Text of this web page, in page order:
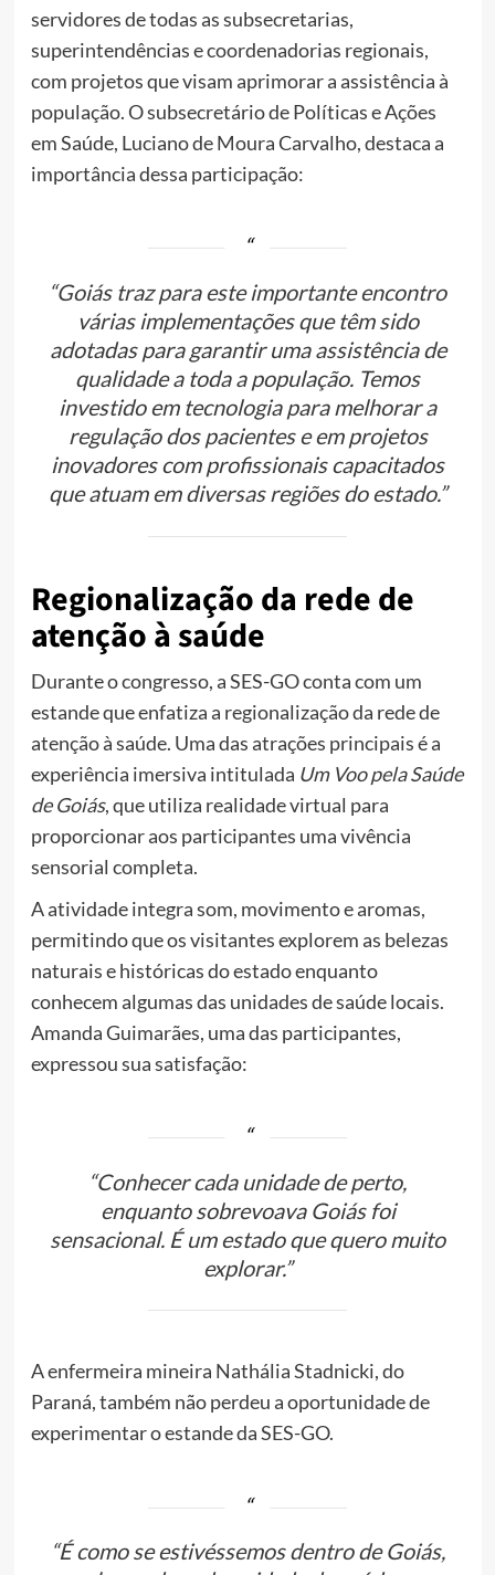
servidores de todas as subsecretarias,
superintendências e coordenadorias regionais,
com projetos que visam aprimorar a assistência à
população. O subsecretário de Políticas e Ações
em Saúde, Luciano de Moura Carvalho, destaca a
importância dessa participação:
“Goiás traz para este importante encontro
várias implementações que têm sido
adotadas para garantir uma assistência de
qualidade a toda a população. Temos
investido em tecnologia para melhorar a
regulação dos pacientes e em projetos
inovadores com profissionais capacitados
que atuam em diversas regiões do estado.”
Regionalização da rede de
atenção à saúde
Durante o congresso, a SES-GO conta com um
estande que enfatiza a regionalização da rede de
atenção à saúde. Uma das atrações principais é a
experiência imersiva intitulada Um Voo pela Saúde
de Goiás, que utiliza realidade virtual para
proporcionar aos participantes uma vivência
sensorial completa.
A atividade integra som, movimento e aromas,
permitindo que os visitantes explorem as belezas
naturais e históricas do estado enquanto
conhecem algumas das unidades de saúde locais.
Amanda Guimarães, uma das participantes,
expressou sua satisfação:
“Conhecer cada unidade de perto,
enquanto sobrevoava Goiás foi
sensacional. É um estado que quero muito
explorar.”
A enfermeira mineira Nathália Stadnicki, do
Paraná, também não perdeu a oportunidade de
experimentar o estande da SES-GO.
“É como se estivéssemos dentro de Goiás,